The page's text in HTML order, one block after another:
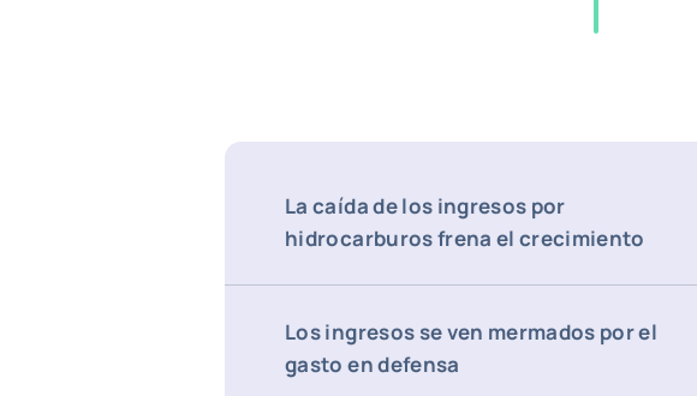
La caída de los ingresos por
hidrocarburos frena el crecimiento
Los ingresos se ven mermados por el
gasto en defensa